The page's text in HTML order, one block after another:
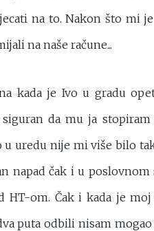
na to. Nakon što mi
na naše račune...
kada je Ivo u gradu
da mu ja
u uredu nije mi više bilo
napad čak i u
HT-om. Čak i kada je
puta odbili nisam